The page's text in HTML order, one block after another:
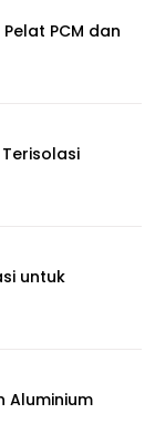
PCM dan
untuk
Aluminium